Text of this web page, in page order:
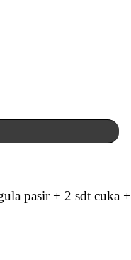
pasir + 2 sdt cuka +